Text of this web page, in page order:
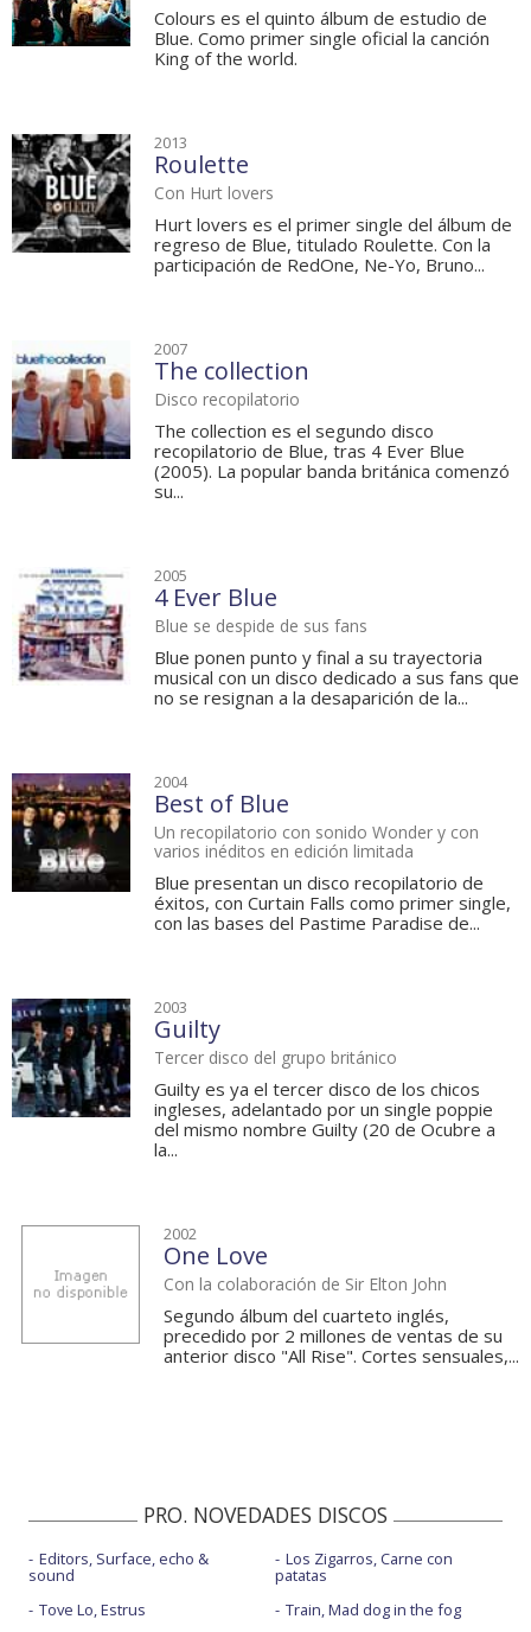
Colours es el quinto álbum de estudio de
Blue. Como primer single oficial la canción
King of the world.
2013
Roulette
Con Hurt lovers
Hurt lovers es el primer single del álbum de
regreso de Blue, titulado Roulette. Con la
participación de RedOne, Ne-Yo, Bruno...
2007
The collection
Disco recopilatorio
The collection es el segundo disco
recopilatorio de Blue, tras 4 Ever Blue
(2005). La popular banda británica comenzó
su...
2005
4 Ever Blue
Blue se despide de sus fans
Blue ponen punto y final a su trayectoria
musical con un disco dedicado a sus fans que
no se resignan a la desaparición de la...
2004
Best of Blue
Un recopilatorio con sonido Wonder y con
varios inéditos en edición limitada
Blue presentan un disco recopilatorio de
éxitos, con Curtain Falls como primer single,
con las bases del Pastime Paradise de...
2003
Guilty
Tercer disco del grupo británico
Guilty es ya el tercer disco de los chicos
ingleses, adelantado por un single poppie
del mismo nombre Guilty (20 de Ocubre a
la...
2002
One Love
Con la colaboración de Sir Elton John
Segundo álbum del cuarteto inglés,
precedido por 2 millones de ventas de su
anterior disco "All Rise". Cortes sensuales,...
PRO. NOVEDADES DISCOS
Editors, Surface, echo &
sound
Tove Lo, Estrus
Los Zigarros, Carne con
patatas
Train, Mad dog in the fog